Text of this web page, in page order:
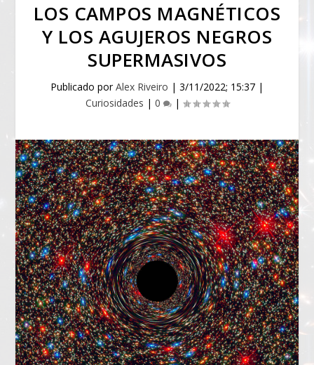
LOS CAMPOS MAGNÉTICOS
Y LOS AGUJEROS NEGROS
SUPERMASIVOS
Publicado porAlex Riveiro | 3/11/2022; 15:37 |
Curiosidades | 0 |